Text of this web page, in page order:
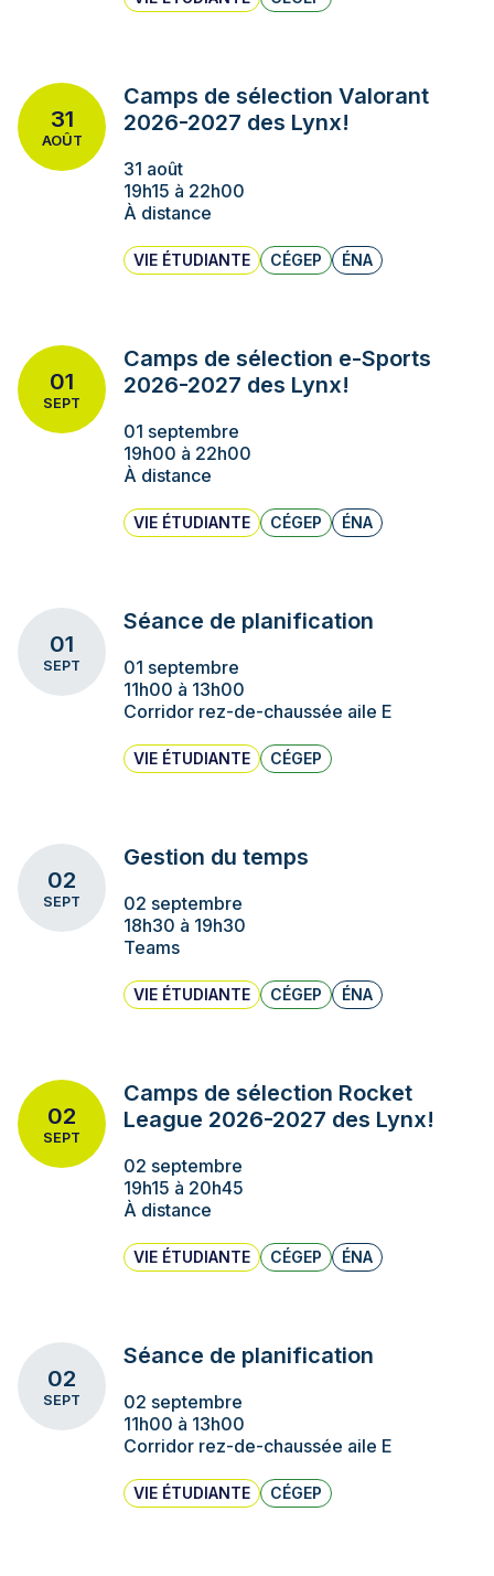
31
AOÛT
Camps de sélection Valorant
2026-2027 des Lynx!
31 août
19h15 à 22h00
À distance
VIE ÉTUDIANTE CÉGEP ÉNA
01
SEPT
Camps de sélection e-Sports
2026-2027 des Lynx!
01 septembre
19h00 à 22h00
À distance
VIE ÉTUDIANTE CÉGEP ÉNA
01
SEPT
Séance de planification
01 septembre
11h00 à 13h00
Corridor rez-de-chaussée aile E
VIE ÉTUDIANTE CÉGEP
02
SEPT
Gestion du temps
02 septembre
18h30 à 19h30
Teams
VIE ÉTUDIANTE CÉGEP ÉNA
02
SEPT
Camps de sélection Rocket
League 2026-2027 des Lynx!
02 septembre
19h15 à 20h45
À distance
VIE ÉTUDIANTE CÉGEP ÉNA
02
SEPT
Séance de planification
02 septembre
11h00 à 13h00
Corridor rez-de-chaussée aile E
VIE ÉTUDIANTE CÉGEP